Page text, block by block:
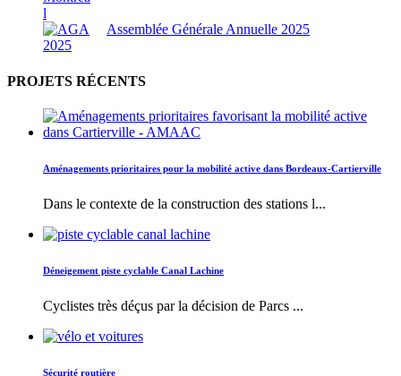
Assemblée Générale Annuelle 2025
PROJETS RÉCENTS
Aménagements prioritaires pour la mobilité active dans Bordeaux-Cartierville
Dans le contexte de la construction des stations l...
Déneigement piste cyclable Canal Lachine
Cyclistes très déçus par la décision de Parcs ...
Sécurité routière